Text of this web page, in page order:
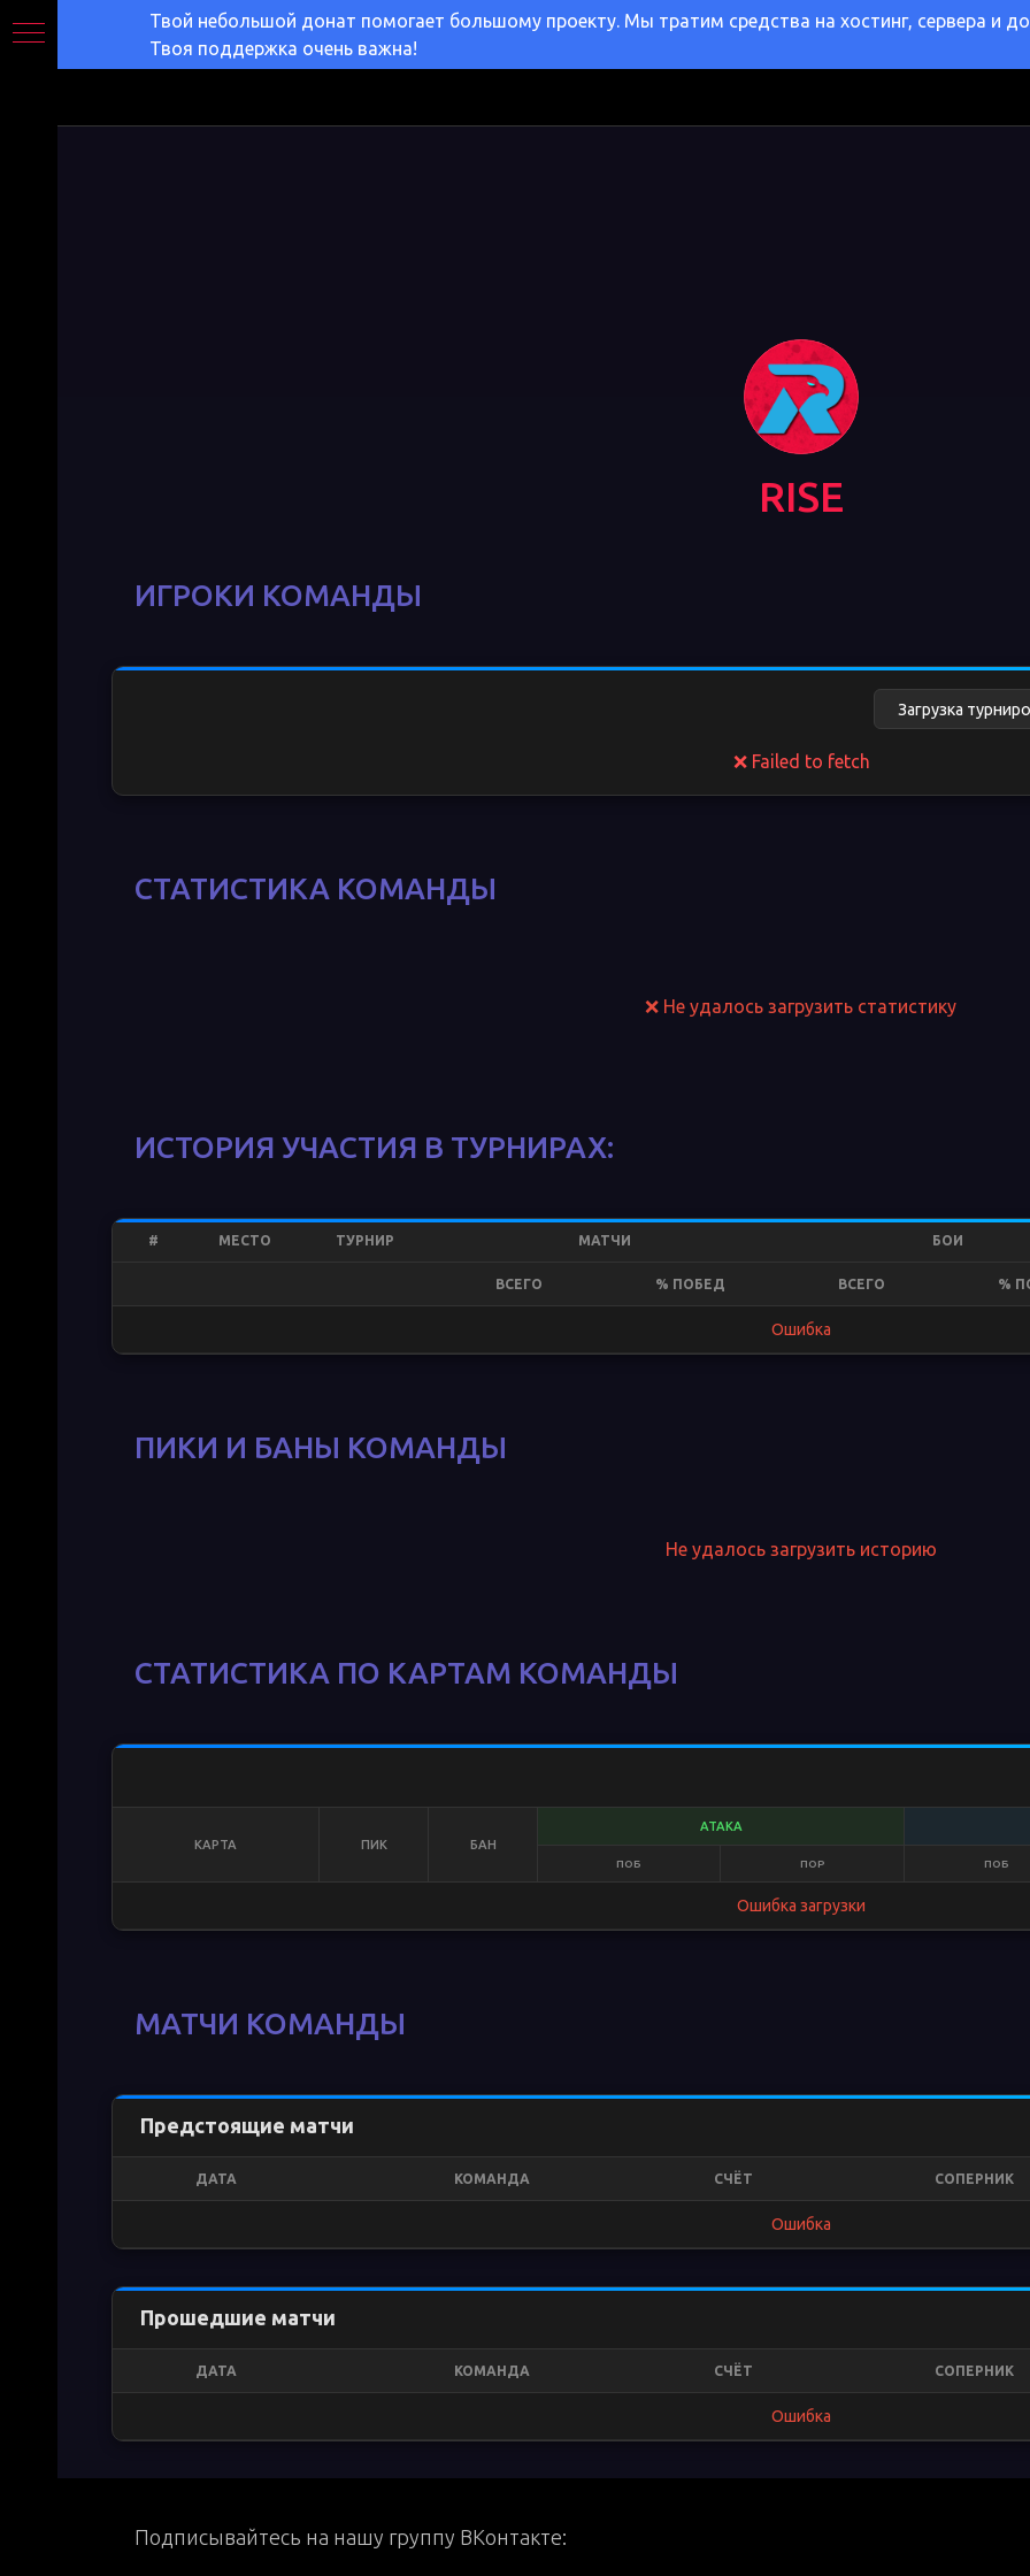
Твой небольшой донат помогает большому проекту. Мы тратим средства на хостинг, сервера и
Твоя поддержка очень важна!
RISE
ИГРОКИ КОМАНДЫ
❌ Failed to fetch
СТАТИСТИКА КОМАНДЫ
❌ Не удалось загрузить статистику
ИСТОРИЯ УЧАСТИЯ В ТУРНИРАХ:
# МЕСТО ТУРНИР МАТЧИ БОИ
ВСЕГО % ПОБЕД ВСЕГО %
Ошибка
ПИКИ И БАНЫ КОМАНДЫ
Не удалось загрузить историю
СТАТИСТИКА ПО КАРТАМ КОМАНДЫ
КАРТА ПИК БАН
АТАКА
ПОБ ПОР ПОБ
Ошибка загрузки
МАТЧИ КОМАНДЫ
Предстоящие матчи
ДАТА КОМАНДА СЧЁТ СОПЕРНИК
Ошибка
Прошедшие матчи
ДАТА КОМАНДА СЧЁТ СОПЕРНИК
Ошибка
Подписывайтесь на нашу группу ВКонтакте: